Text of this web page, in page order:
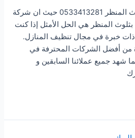
شركة تنظيف المنازل بثلوث المنظر 0533413281 حيث ان شركة
المنظر هي الحل الأمثل إذا كنت
خبرة في مجال تنظيف المنازل.
من أفضل الشركات المحترفة في
شهد جميع عملائنا السابقين و